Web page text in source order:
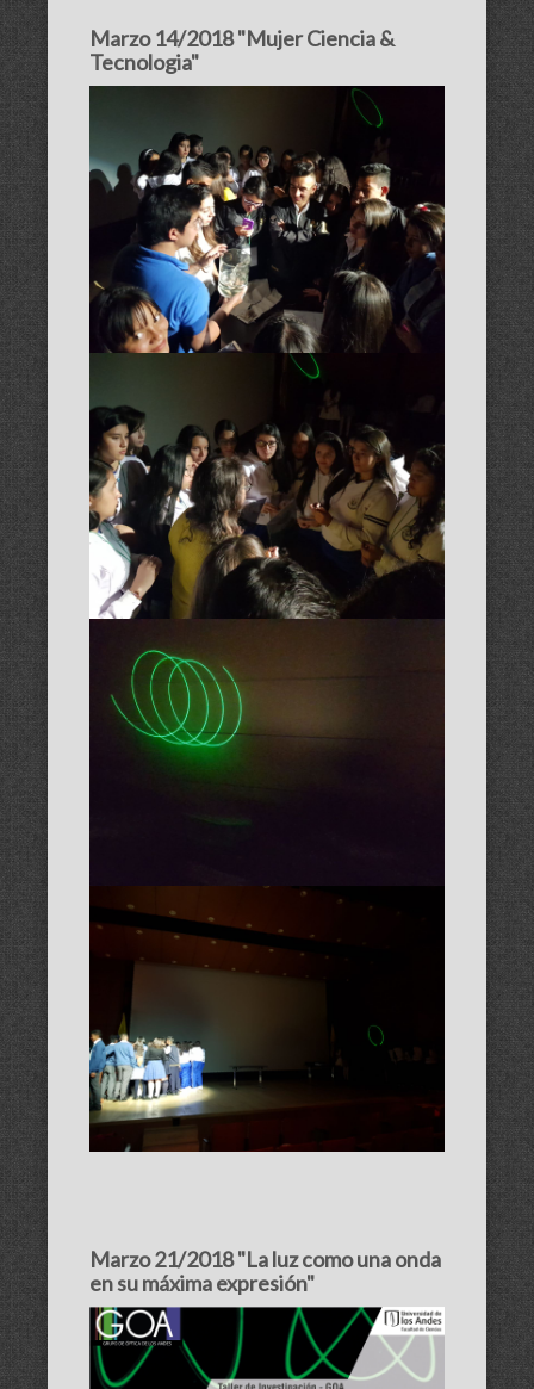
Marzo 14/2018 "Mujer Ciencia &
Tecnologia"
Marzo 21/2018 "La luz como una onda
en su máxima expresión"